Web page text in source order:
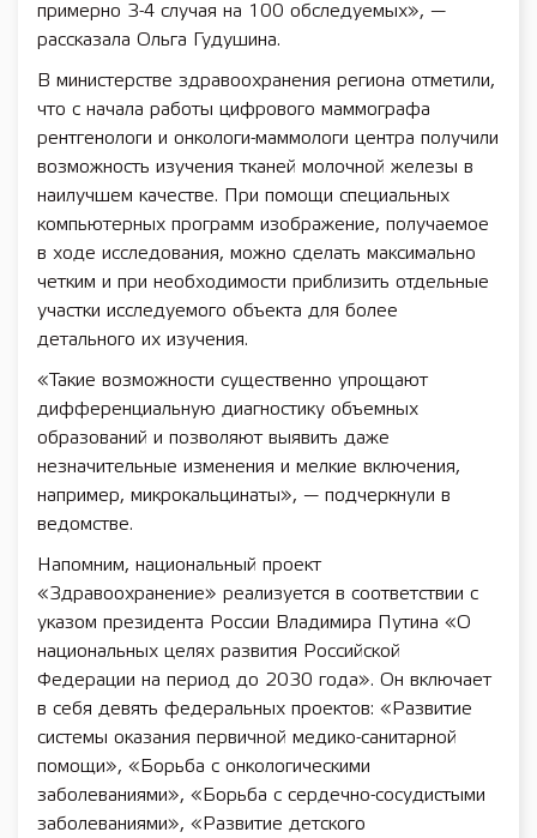
примерно 3-4 случая на 100 обследуемых», —
рассказала Ольга Гудушина.
В министерстве здравоохранения региона отметили,
что с начала работы цифрового маммографа
рентгенологи и онкологи-маммологи центра получили
возможность изучения тканей молочной железы в
наилучшем качестве. При помощи специальных
компьютерных программ изображение, получаемое
в ходе исследования, можно сделать максимально
четким и при необходимости приблизить отдельные
участки исследуемого объекта для более
детального их изучения.
«Такие возможности существенно упрощают
дифференциальную диагностику объемных
образований и позволяют выявить даже
незначительные изменения и мелкие включения,
например, микрокальцинаты», — подчеркнули в
ведомстве.
Напомним, национальный проект
«Здравоохранение» реализуется в соответствии с
указом президента России Владимира Путина «О
национальных целях развития Российской
Федерации на период до 2030 года». Он включает
в себя девять федеральных проектов: «Развитие
системы оказания первичной медико-санитарной
помощи», «Борьба с онкологическими
заболеваниями», «Борьба с сердечно-сосудистыми
заболеваниями», «Развитие детского